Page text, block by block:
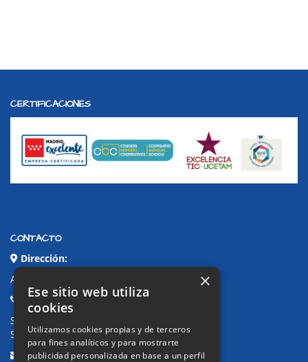
CERTIFICACIONES
CONTACTO
Dirección:
Avda. de Pablo Iglesias, 4. Alcorcón
Teléfonos:
Secretaría Ppal:
Secretaría Infantil:91 643 61 33
Email:
×
Ese sitio web utiliza
cookies
Utilizamos cookies propias y de terceros
para fines analíticos y para mostrarte
publicidad personalizada en base a un perfil